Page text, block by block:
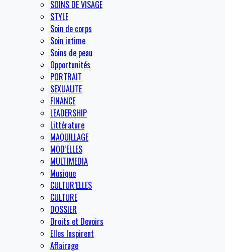
SOINS DE VISAGE
STYLE
Soin de corps
Soin intime
Soins de peau
Opportunités
PORTRAIT
SEXUALITE
FINANCE
LEADERSHIP
Littérature
MAQUILLAGE
MOD’ELLES
MULTIMEDIA
Musique
CULTUR’ELLES
CULTURE
DOSSIER
Droits et Devoirs
Elles Inspirent
Affairage